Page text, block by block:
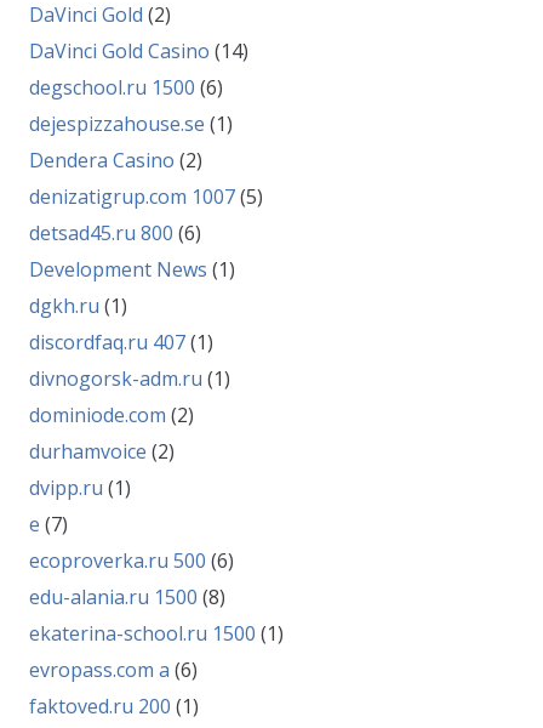
DaVinci Gold (2)
DaVinci Gold Casino (14)
degschool.ru 1500 (6)
dejespizzahouse.se (1)
Dendera Casino (2)
denizatigrup.com 1007(5)
detsad45.ru 800 (6)
Development News (1)
dgkh.ru (1)
discordfaq.ru 407(1)
divnogorsk-adm.ru (1)
dominiode.com (2)
durhamvoice (2)
dvipp.ru (1)
e (7)
ecoproverka.ru 500 (6)
edu-alania.ru 1500 (8)
ekaterina-school.ru 1500 (1)
evropass.com a (6)
faktoved.ru 200 (1)